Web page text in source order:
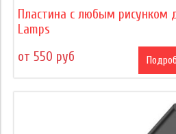
Пластина с любым рисунком
Lamps
от 550 руб